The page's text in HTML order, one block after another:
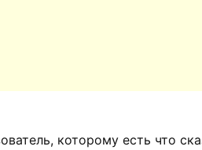
которому есть что